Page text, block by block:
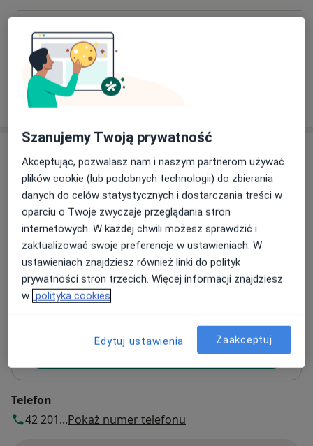
Konsultacja internistyczna
Szczegóły
W jaki sposób ustalane są ceny?
Adres 1 Adres 2 Adres 3
MelissaMed Poradnia Lekarzy Specjalistów
Obywatelska 100, Polesie , 94-102 Łódź
Dostępność
Pokaż kalendarz
Telefon
42 201...Pokaż numer telefonu
Szanujemy Twoją prywatność
Akceptując, pozwalasz nam i naszym partnerom używać
plików cookie (lub podobnych technologii) do zbierania
danych do celów statystycznych i dostarczania treści w
oparciu o Twoje zwyczaje przeglądania stron
internetowych. W każdej chwili możesz sprawdzić i
zaktualizować swoje preferencje w ustawieniach. W
ustawieniach znajdziesz również linki do polityk
prywatności stron trzecich. Więcej informacji znajdziesz
w polityka cookies
Edytuj ustawienia Zaakceptuj